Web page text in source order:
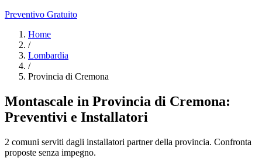
Preventivo Gratuito
Home
/
Lombardia
/
Provincia di Cremona
Montascale in Provincia di Cremona:
Preventivi e Installatori
2 comuni serviti dagli installatori partner della provincia. Confronta
proposte senza impegno.